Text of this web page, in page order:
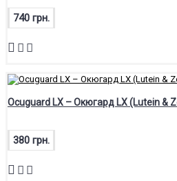
740 грн.
Ocuguard LX – Окюгард LX (Lutein &
380 грн.